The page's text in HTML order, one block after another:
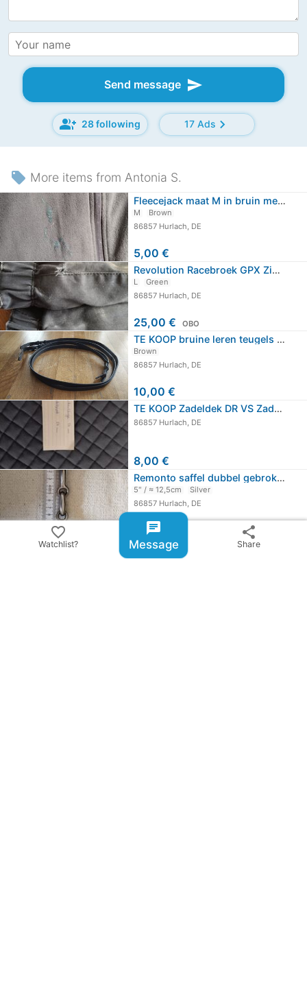
Send message send
group_add 28 following 17 Adschevron_right
local_offer More items from Antonia S.
Fleecejack maat M in bruin met capuchon
M
Brown
86857 Hurlach, DE
5,00 €
Revolution Racebroek GPX Zip-Off…
L
Green
86857 Hurlach, DE
25,00 € OBO
TE KOOP bruine leren teugels Split…
Brown
86857 Hurlach, DE
10,00 €
TE KOOP Zadeldek DR VS Zadeldek VS…
86857 Hurlach, DE
8,00 €
Remonto saffel dubbel gebroken 12,5cm
5" / ≈ 12,5cm
Silver
86857 Hurlach, DE
21,00 €
All ads from Antonia S.
favorite_border
Watchlist?
chat
Message
share
Share